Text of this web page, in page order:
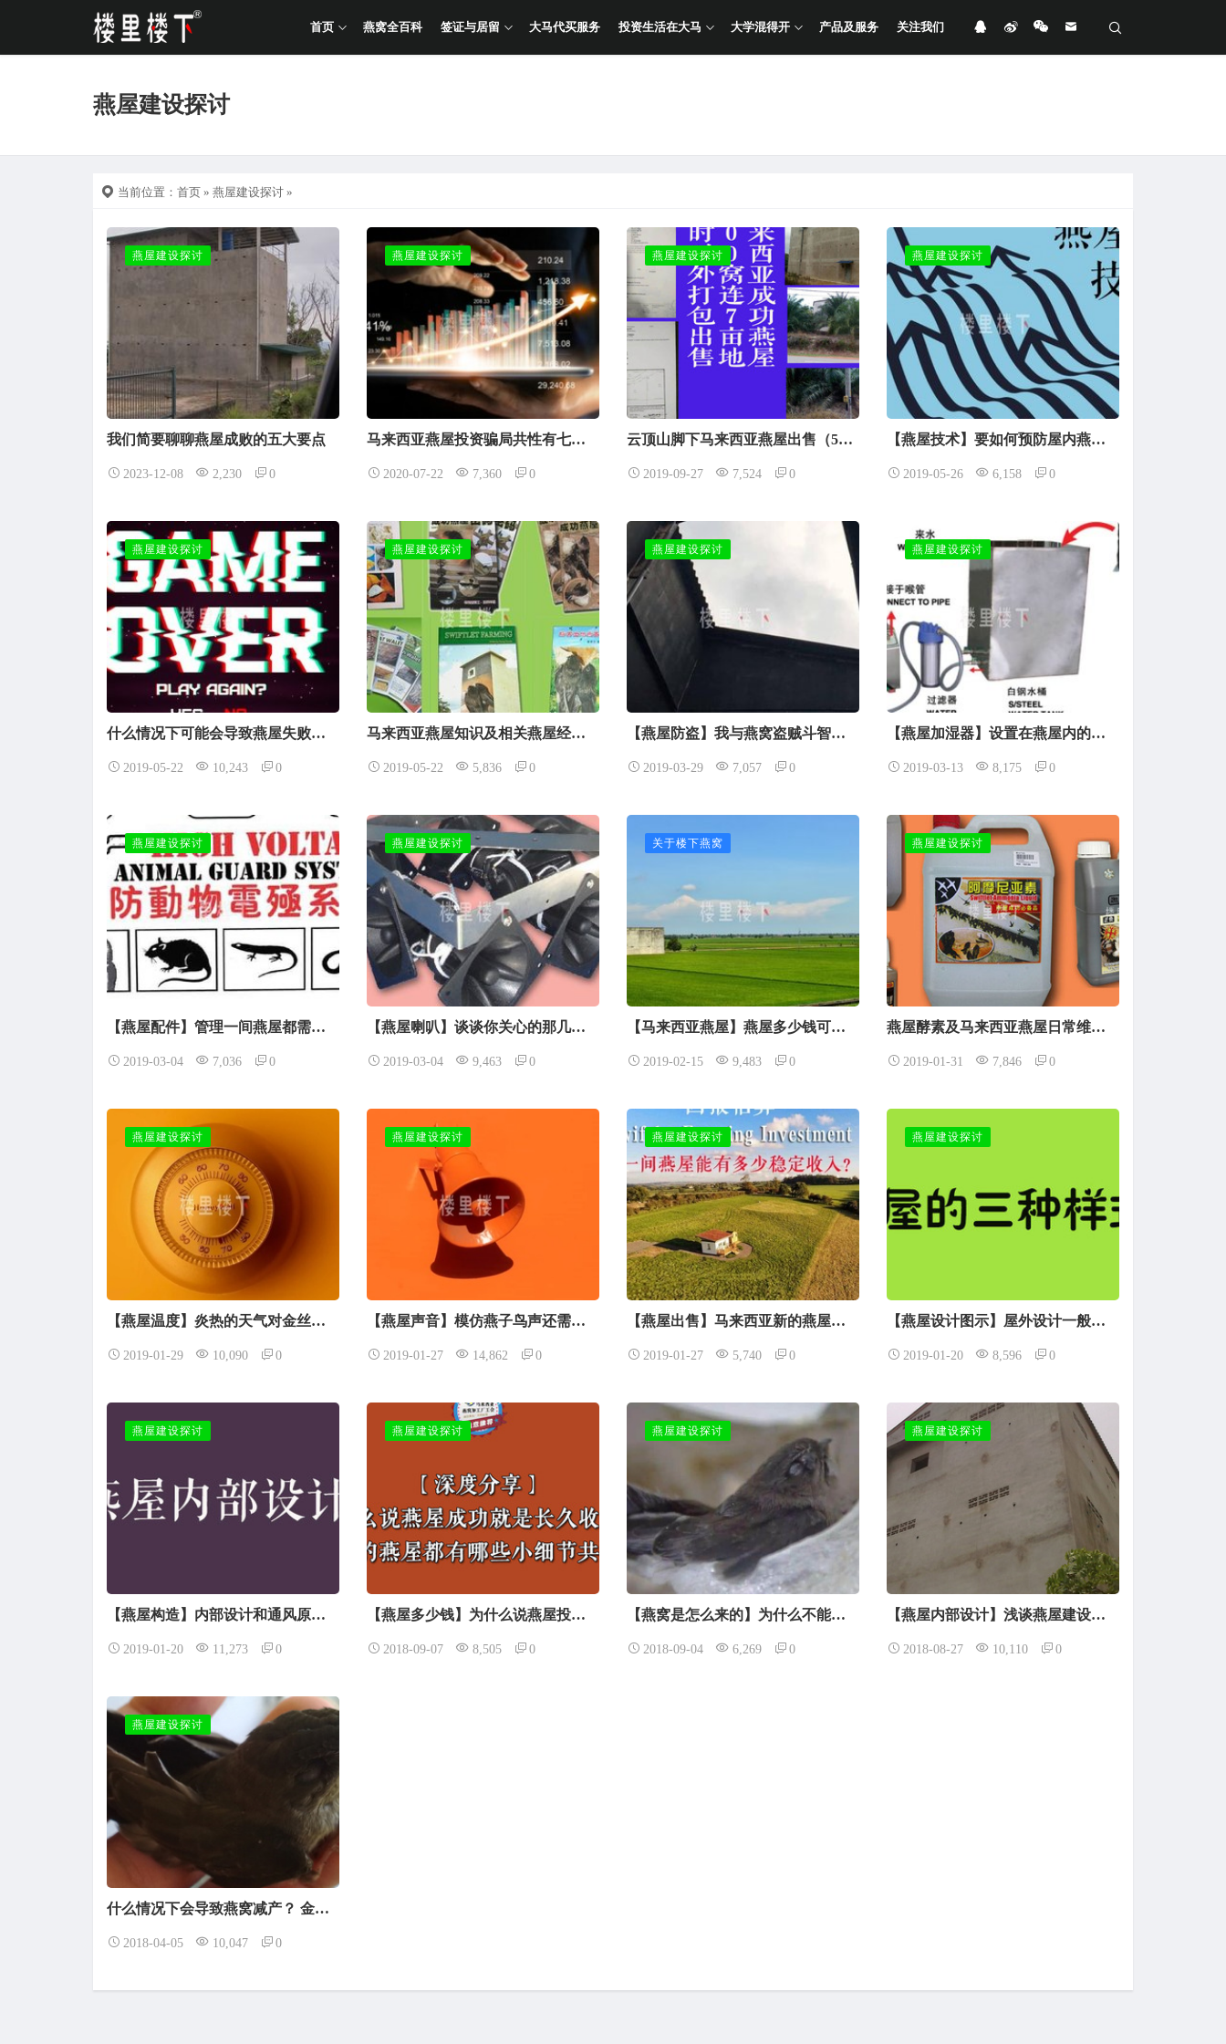
首页 燕窝全百科 签证与居留 大马代买服务 投资生活在大马 大学混得开 产品及服务 关注我们
燕屋建设探讨
当前位置： 首页 » 燕屋建设探讨 »
我们简要聊聊燕屋成败的五大要点
2023-12-08 2,230 0
燕屋建设探讨
马来西亚燕屋投资骗局共性有七个重点给大家说说
2020-07-22 7,360 0
燕屋建设探讨
云顶山脚下马来西亚燕屋出售（500窝），自带4000平米农业旺地可种猫山王榴莲
2019-09-27 7,524 0
燕屋建设探讨
【燕屋技术】要如何预防屋内燕窝形状不规则化乃至出现开裂情况？
2019-05-26 6,158 0
燕屋建设探讨
什么情况下可能会导致燕屋失败和金丝燕子飞离不再回来？
2019-05-22 10,243 0
燕屋建设探讨
马来西亚燕屋知识及相关燕屋经营管理书籍有推荐吗？
2019-05-22 5,836 0
燕屋建设探讨
【燕屋防盗】我与燕窝盗贼斗智斗勇的N种方式探讨
2019-03-29 7,057 0
燕屋建设探讨
【燕屋加湿器】设置在燕屋内的加湿系统没有想象中的简单
2019-03-13 8,175 0
燕屋建设探讨
【燕屋配件】管理一间燕屋都需要准备哪些器材配件
2019-03-04 7,036 0
燕屋建设探讨
【燕屋喇叭】谈谈你关心的那几样喇叭类型
2019-03-04 9,463 0
燕屋建设探讨
【马来西亚燕屋】燕屋多少钱可以买到一间？
2019-02-15 9,483 0
关于楼下燕窝
燕屋酵素及马来西亚燕屋日常维护管理用药分类汇总
2019-01-31 7,846 0
燕屋建设探讨
【燕屋温度】炎热的天气对金丝燕子不好
2019-01-29 10,090 0
燕屋建设探讨
【燕屋声音】模仿燕子鸟声还需要要分内声和外声？
2019-01-27 14,862 0
燕屋建设探讨
【燕屋出售】马来西亚新的燕屋已经慢慢开始有“鸟”了
2019-01-27 5,740 0
燕屋建设探讨
【燕屋设计图示】屋外设计一般都有哪几种样式？
2019-01-20 8,596 0
燕屋建设探讨
【燕屋构造】内部设计和通风原理小议
2019-01-20 11,273 0
燕屋建设探讨
【燕屋多少钱】为什么说燕屋投资成功就是长久收益？ 成功的燕屋都有哪些小细节？
2018-09-07 8,505 0
燕屋建设探讨
【燕窝是怎么来的】为什么不能过于频繁参观燕屋？是否对燕子有影响？
2018-09-04 6,269 0
燕屋建设探讨
【燕屋内部设计】浅谈燕屋建设之木板用料
2018-08-27 10,110 0
燕屋建设探讨
什么情况下会导致燕窝减产？ 金丝燕子在燕屋里都有哪些天敌呢？
2018-04-05 10,047 0
燕屋建设探讨